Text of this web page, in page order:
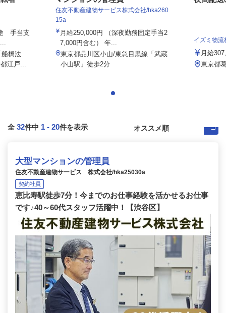
手当支
橋法
江戸...
住友不動産建物サービス株式会社/hka260
15a
月給250,000円 （深夜勤務固定手当2
7,000円含む） 年...
東京都品川区小山/東急目黒線「武蔵
小山駅」徒歩2分
イズミ物
月給
東京都
全 32件中 1 - 20件を表示
大型マンションの管理員
住友不動産建物サービス 株式会社/hka25030a
契約社員
恵比寿駅徒歩7分！今までのお仕事経験を活かせるお仕事
です♪40～60代スタッフ活躍中！【渋谷区】